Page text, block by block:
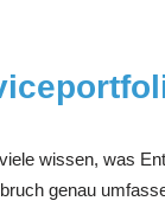
wissen, was
genau